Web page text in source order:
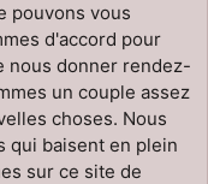
pouvons vous
d'accord pour
nous donner rendez-
un couple assez
choses. Nous
qui baisent en plein
sur ce site de